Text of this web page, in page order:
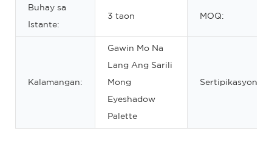
Buhay sa
Istante:
3 taon MOQ:
Kalamangan:
Gawin Mo Na
Lang Ang Sarili
Mong
Eyeshadow
Palette
Sertipikasyon: